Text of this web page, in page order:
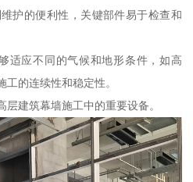
护的便利性，关键部件易于检查和
适应不同的气候和地形条件，如高
的连续性和稳定性。
建筑幕墙施工中的重要设备。